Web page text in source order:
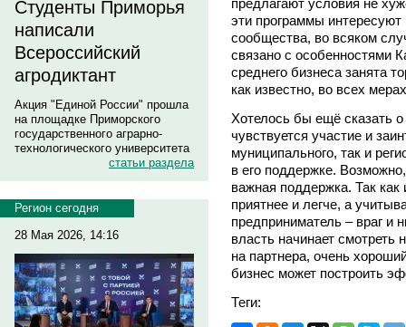
Студенты Приморья
написали
Всероссийский
агродиктант
Акция "Единой России" прошла
на площадке Приморского
государственного аграрно-
технологического университета
статьи раздела
Регион сегодня
28 Мая 2026, 14:16
эти программы интересуют
сообщества, во всяком
связано с особенностями
среднего бизнеса занята
как известно, во всех
Хотелось бы ещё сказать
чувствуется участие и
муниципального, так и
в его поддержке.
важная поддержка. Так как
приятнее и легче, а
предприниматель – враг и
власть начинает смотреть
на партнера, очень
бизнес может построить
Теги: